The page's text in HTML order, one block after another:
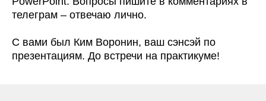
телеграм – отвечаю лично.
С вами был Ким Воронин, ваш сэнсэй по
презентациям. До встречи на практикуме!
ИП Воронин
ОГРН
320312300046811
Смотреть все